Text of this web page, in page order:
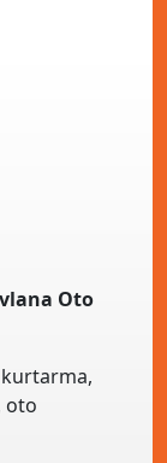
Oto
,
oto